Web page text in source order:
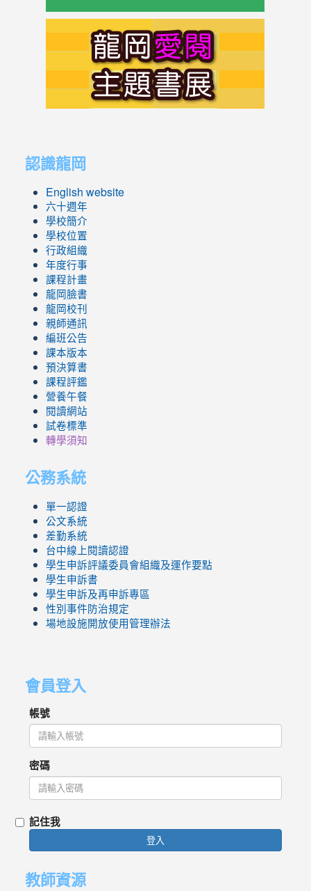
認識龍岡
English website
六十週年
學校簡介
學校位置
行政組織
年度行事
課程計畫
龍岡臉書
龍岡校刊
親師通訊
編班公告
課本版本
預決算書
課程評鑑
營養午餐
閱讀網站
試卷標準
轉學須知
公務系統
單一認證
公文系統
差勤系統
台中線上閱讀認證
學生申訴評議委員會組織及運作要點
學生申訴書
學生申訴及再申訴專區
性別事件防治規定
場地設施開放使用管理辦法
會員登入
帳號
密碼
記住我
登入
教師資源